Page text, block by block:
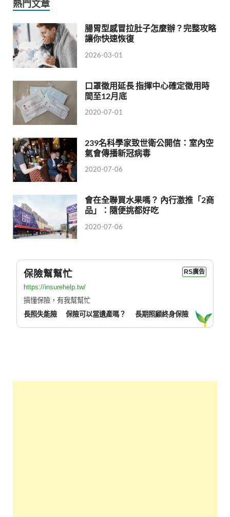
熱門文章
腸胃型感冒拉肚子怎麼辦？完整攻略
讓你快速恢復
2026-03-01
口罩徵用延長 指揮中心確定徵用時
間至12月底
2020-07-01
239名科學家致世衛公開信：室內空
氣會傳播新冠病毒
2020-07-06
會在全聯買水果嗎？ 內行激推「2商
品」：隨便挑都好吃
2020-07-06
保險幫幫忙 RS廣告
https://insurehelp.tw/
搞懂保險，有我幫幫忙
長照失能險
保險可以當遺產嗎？ 長期照顧終身保險